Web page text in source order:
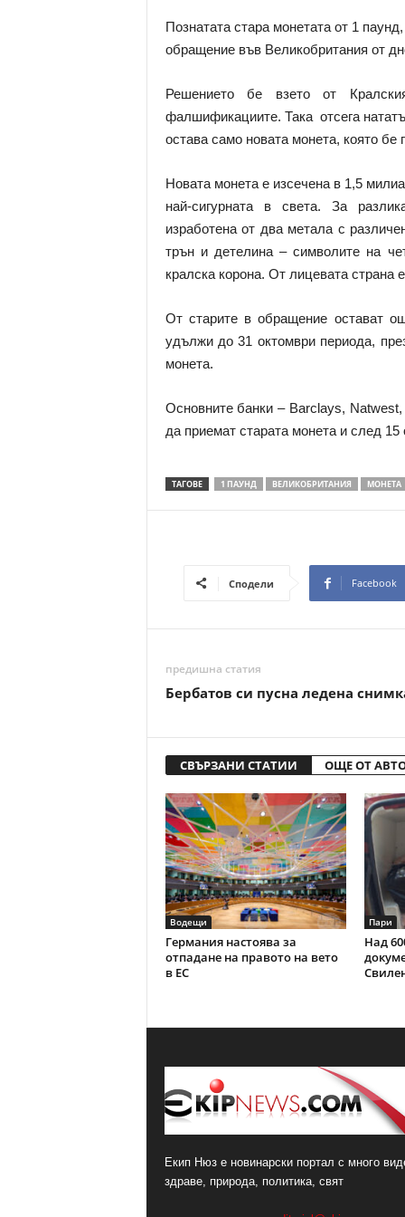
Познатата стара монетата от 1
обращение във Великобритания от
Решението бе взето от
фалшификациите. Така отсега
остава само новата монета, която бе
Новата монета е изсечена в 1,5
най-сигурната в света. За
изработена от два метала с
трън и детелина – символите на
кралска корона. От лицевата страна
От старите в обращение остават
удължи до 31 октомври периода,
монета.
Основните банки – Barclays,
да приемат старата монета и след
ТАГОВЕ 1 ПАУНД ВЕЛИКОБРИТАНИЯ МОНЕТА
Сподели Facebook
предишна статия
Бербатов си пусна ледена
СВЪРЗАНИ СТАТИИ ОЩЕ ОТ
Водещи
Германия настоява за
отпадане на правото на вето
в ЕС
Пари
Над
Екип Нюз е новинарски портал с много
здраве, природа, политика, свят